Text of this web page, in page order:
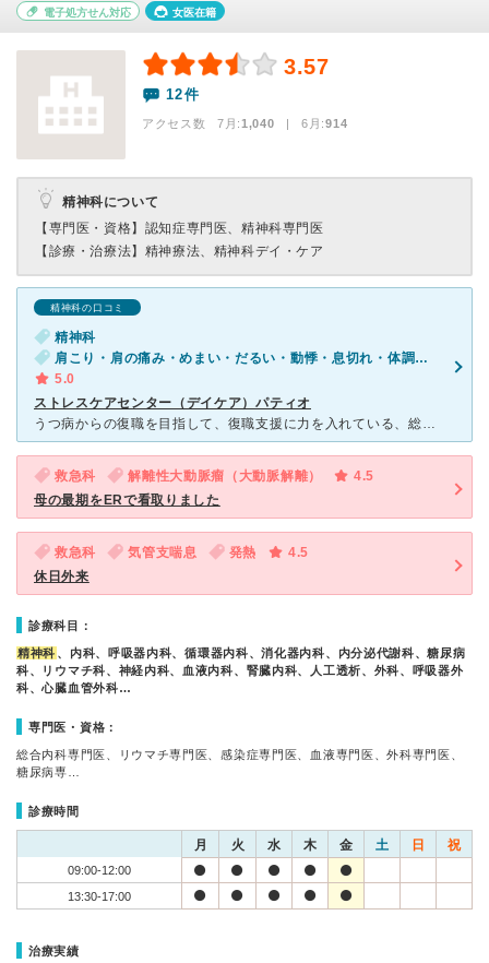
電子処方せん対応 女医在籍
3.57
12件
アクセス数 7月:1,040 | 6月:914
精神科について
【専門医・資格】 認知症専門医、精神科専門医
【診療・治療法】 精神療法、精神科デイ・ケア
精神科の口コミ
精神科
肩こり・肩の痛み・めまい・だるい・動悸・息切れ・体調不良・寝つきが悪い・不眠・急性の下痢・気が滅入る・不安
5.0
ストレスケアセンター（デイケア）パティオ
うつ病からの復職を目指して、復職支援に力を入れている、総合心療センター内のデイケア、「パティオ」を利用しました。 医師や薬だけでは改善しようがない部分を、作業療法士さん看護師さんが、丁寧にサポー
救急科 解離性大動脈瘤（大動脈解離）
4.5
母の最期をERで看取りました
救急科 気管支喘息 発熱
4.5
休日外来
診療科目：
精神科 、内科、呼吸器内科、循環器内科、消化器内科、内分泌代謝科、糖尿病
科、リウマチ科、神経内科、血液内科、腎臓内科、人工透析、外科、呼吸器外
科、心臓血管外科…
専門医・資格：
総合内科専門医、リウマチ専門医、感染症専門医、血液専門医、外科専門医、
糖尿病専…
診療時間
月 火 水 木 金 土 日 祝
09:00-12:00
13:30-17:00
治療実績